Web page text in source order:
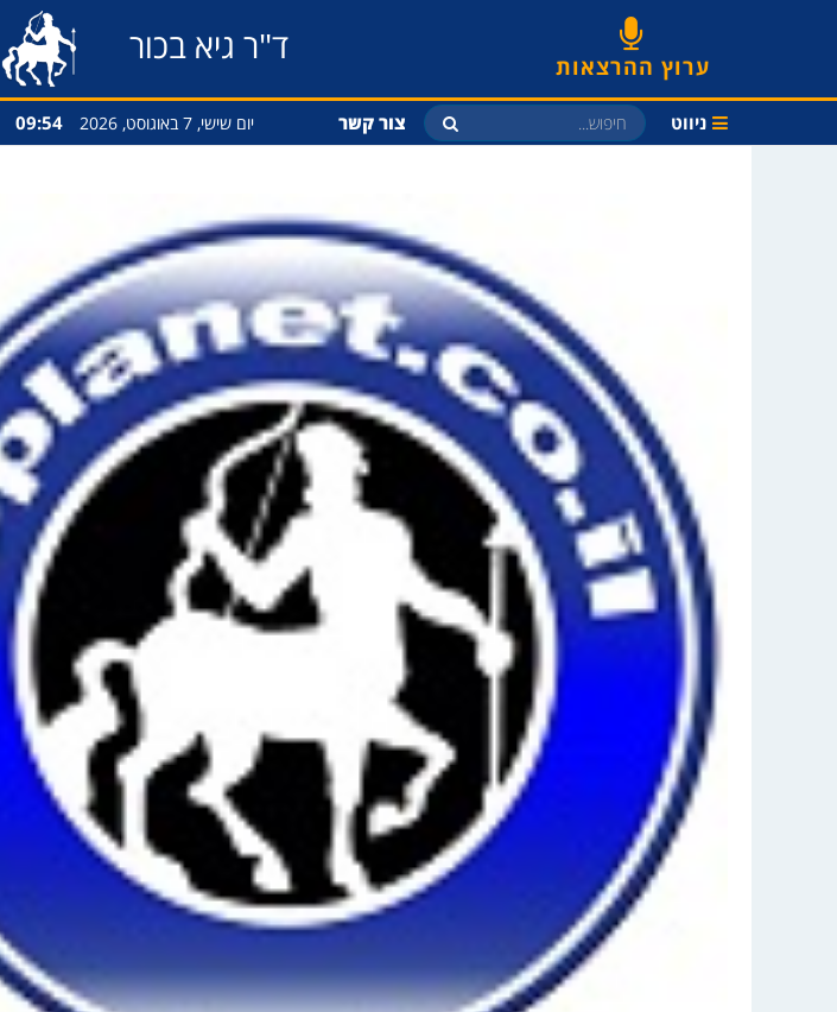
ערוץ ההרצאות ד"ר גיא בכור
ניווט צור קשר יום שישי, 7 באוגוסט, 2026 09:54